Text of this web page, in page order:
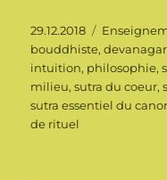
Publié
le
29.12.2018 Catégories
bouddhiste,
intuition, philosophie,
milieu,sutra du coeur,
sutra essentiel du
de rituel